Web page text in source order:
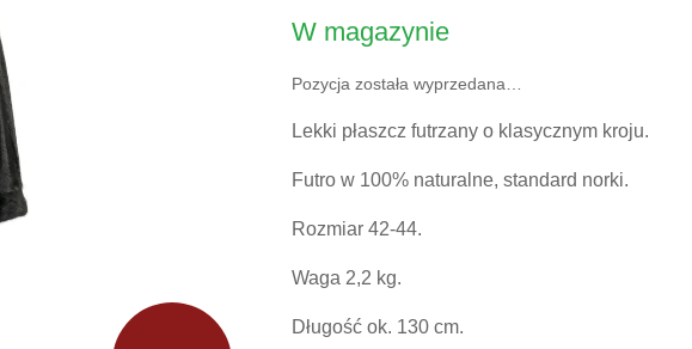
jednostkowa:
W magazynie
Pozycja została wyprzedana…
Lekki płaszcz futrzany o klasycznym kroju.
Futro w 100% naturalne, standard norki.
Rozmiar 42-44.
Waga 2,2 kg.
Długość ok. 130 cm.